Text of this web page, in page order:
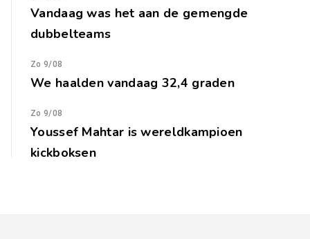
Vandaag was het aan de gemengde
dubbelteams
Zo 9/08
We haalden vandaag 32,4 graden
Zo 9/08
Youssef Mahtar is wereldkampioen
kickboksen